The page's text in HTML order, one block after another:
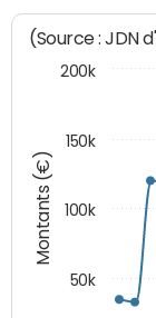
Montants (€)
(Source : JDN
50k
100k
150k
200k